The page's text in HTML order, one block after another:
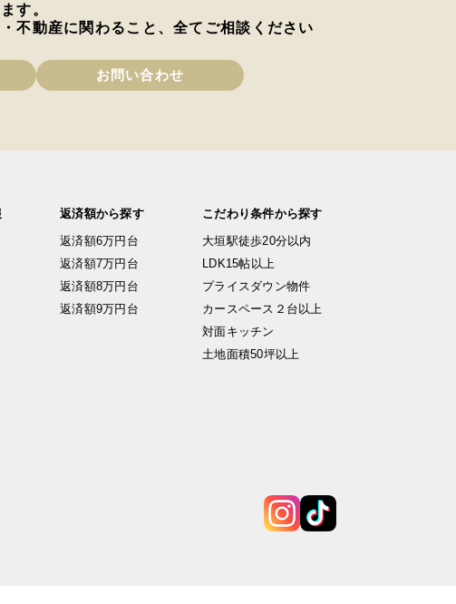
す。
不動産に関わること、全てご相談ください
お問い合わせ
返済額から探す
返済額6万円台
返済額7万円台
返済額8万円台
返済額9万円台
こだわり条件から探す
大垣駅徒歩20分以内
LDK15帖以上
プライスダウン物件
カースペース２台以上
対面キッチン
土地面積50坪以上